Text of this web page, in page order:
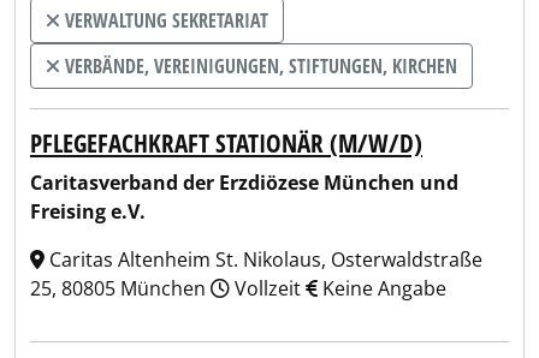
VERWALTUNG SEKRETARIAT
VERBÄNDE, VEREINIGUNGEN, STIFTUNGEN, KIRCHEN
PFLEGEFACHKRAFT STATIONÄR (M/W/D)
Caritasverband der Erzdiözese München und
Freising e.V.
Caritas Altenheim St. Nikolaus, Osterwaldstraße
25, 80805 München
Vollzeit Keine Angabe